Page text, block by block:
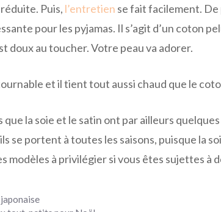
Puis, l’entretien se fait facilement. De
pour les pyjamas. Il s’agit d’un coton
doux au toucher. Votre peau va adorer.
et il tient tout aussi chaud que le
la soie et le satin ont par ailleurs
se portent à toutes les saisons, puisque la
modèles à privilégier si vous êtes sujettes à